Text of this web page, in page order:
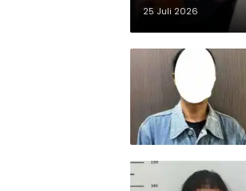
25 Juli 2026